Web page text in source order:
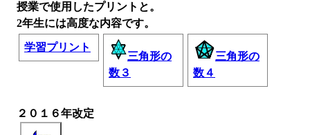
授業で使用したプリントと。
2年生には高度な内容です。
学習プリント
三角形の
数３
三角形の
数４
２０１６年改定